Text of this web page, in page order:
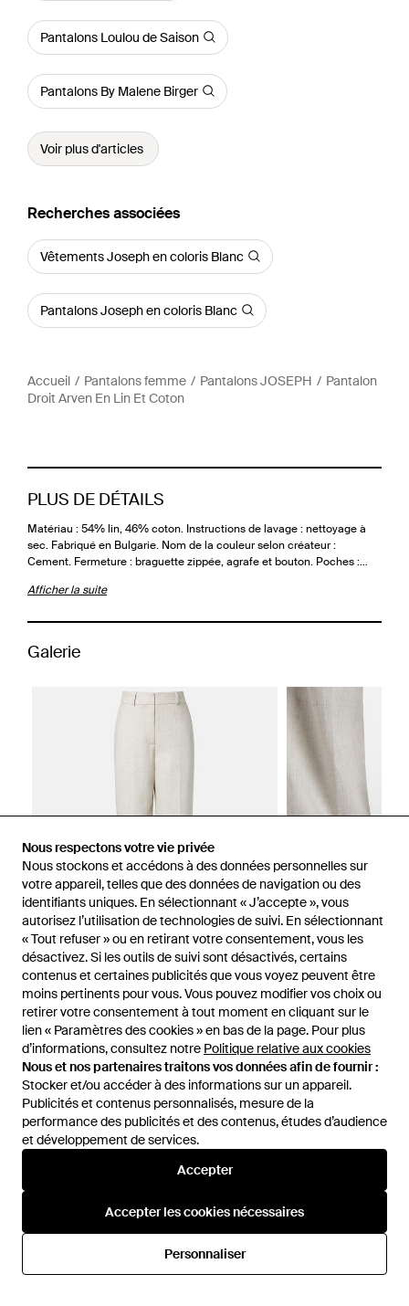
Nous respectons votre vie privée
Nous stockons et accédons à des données personnelles sur
votre appareil, telles que des données de navigation ou des
identifiants uniques. En sélectionnant « J’accepte », vous
autorisez l’utilisation de technologies de suivi. En sélectionnant
« Tout refuser » ou en retirant votre consentement, vous les
désactivez. Si les outils de suivi sont désactivés, certains
contenus et certaines publicités que vous voyez peuvent être
moins pertinents pour vous. Vous pouvez modifier vos choix ou
retirer votre consentement à tout moment en cliquant sur le
lien « Paramètres des cookies » en bas de la page. Pour plus
d’informations, consultez notre Politique relative aux cookies
Nous et nos partenaires traitons vos données afin de fournir :
Stocker et/ou accéder à des informations sur un appareil.
Publicités et contenus personnalisés, mesure de la
performance des publicités et des contenus, études d’audience
et développement de services.
Accepter
Accepter les cookies nécessaires
Personnaliser
Pantalons Loulou de Saison
Pantalons By Malene Birger
Voir plus d'articles
Recherches associées
Vêtements Joseph en coloris Blanc
Pantalons Joseph en coloris Blanc
Accueil Pantalons femme Pantalons JOSEPH
Pantalon
Droit Arven En Lin Et Coton
PLUS DE DÉTAILS
Matériau : 54% lin, 46% coton. Instructions de lavage : nettoyage à
sec. Fabriqué en Bulgarie. Nom de la couleur selon créateur :
Cement. Fermeture : braguette zippée, agrafe et bouton. Poches :…
Afficher la suite
Galerie
Vendu précédemment chez :Mytheresa
Aide et infos